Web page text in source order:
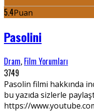
5.4Puan
Pasolini
Dram, Film Yorumları
3749
Pasolin filmi hakkında
bu yazıda sizlerle
https://